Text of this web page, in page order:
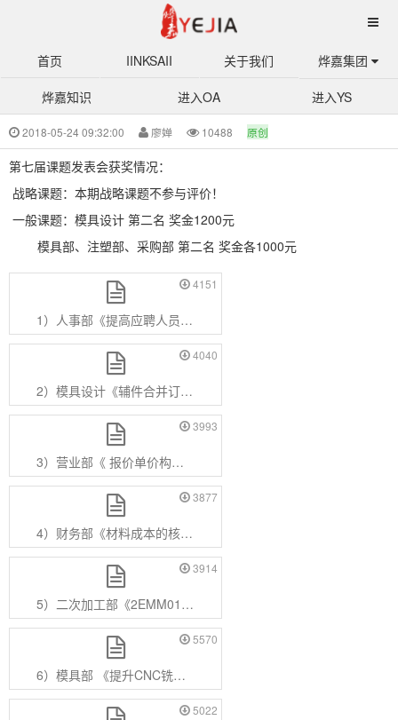
首页 IINKSAII 关于我们 烨嘉集团
烨嘉知识 进入OA 进入YS
7-第七届课题发表会资料
2018-05-24 09:32:00 廖婵 10488 原创
第七届课题发表会获奖情况：
战略课题：本期战略课题不参与评价！
一般课题：模具设计 第二名 奖金1200元
模具部、注塑部、采购部 第二名 奖金各1000元
1）人事部《提高应聘人员入职率》.pdf
4151
2）模具设计《辅件合并订料方法提升》.pdf
4040
3）营业部《 报价单价构成明细系统化》.pdf
3993
4）财务部《材料成本的核算和控制》.pdf
3877
5）二次加工部《2EMM01069烫金不良降低》.pdf
3914
6）模具部 《提升CNC铣刀的使用及再利用》.pdf
5570
5022